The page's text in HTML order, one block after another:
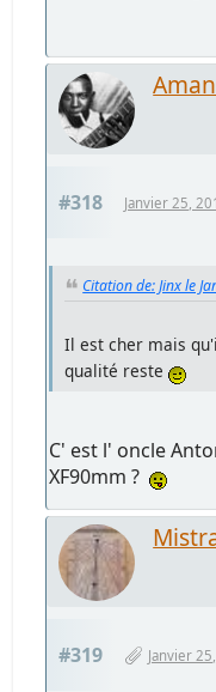
#318 Janvier 25,
Citation de: Jinx le
Il est cher mais
qualité reste
C' est l' oncle
XF90mm ?
#319 Janvier